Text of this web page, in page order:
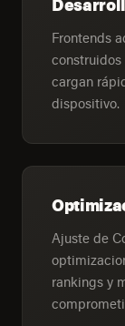
Frontends
cargan
dispositivo.
Ajuste de
rankings y